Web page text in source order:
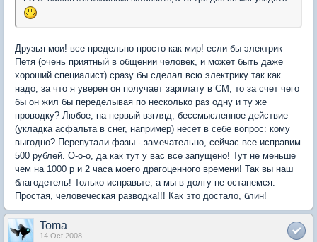
Друзья мои! все предельно просто как мир! если бы электрик
Петя (очень приятный в общении человек, и может быть даже
хороший специалист) сразу бы сделал всю электрику так как
надо, за что я уверен он получает зарплату в СМ, то за счет чего
бы он жил бы переделывая по несколько раз одну и ту же
проводку? Любое, на первый взгляд, бессмысленное действие
(укладка асфальта в снег, например) несет в себе вопрос: кому
выгодно? Перепутали фазы - замечательно, сейчас все исправим
500 рублей. О-о-о, да как тут у вас все запущено! Тут не меньше
чем на 1000 р и 2 часа моего драгоценного времени! Так вы наш
благодетель! Только исправьте, а мы в долгу не останемся.
Простая, человеческая разводка!!! Как это достало, блин!
Toma
14 Oct 2008